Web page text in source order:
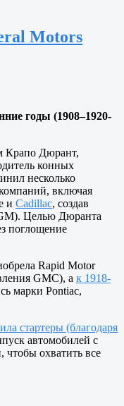
Motors
годы (1908–1920-
Крапо Дюрант,
конных
несколько
включая
и Cadillac, создав
Целью Дюранта
поглощение
Rapid Motor
GMC), а к 1918-
марки Pontiac,
стартеры (благодаря
автомобилей с
охватить все